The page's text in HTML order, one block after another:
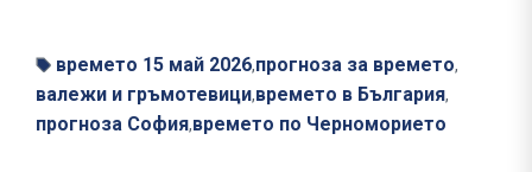
времето 15 май 2026,прогноза за времето,
валежи и гръмотевици,времето в България,
прогноза София,времето по Черноморието